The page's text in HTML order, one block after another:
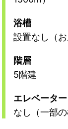
浴槽
設置なし（
階層
5階建
エレベーター
なし（一部